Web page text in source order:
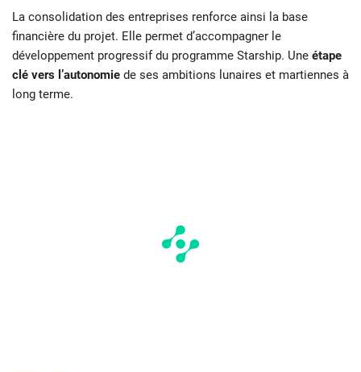
La consolidation des entreprises renforce ainsi la base
financière du projet. Elle permet d’accompagner le
développement progressif du programme Starship. Une étape
clé vers l’autonomie de ses ambitions lunaires et martiennes à
long terme.